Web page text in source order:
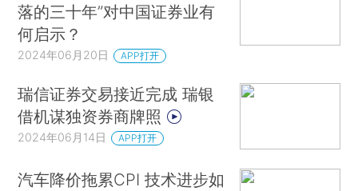
落的三十年”对中国证券业有
何启示？
2024年06月20日 APP打开
瑞信证券交易接近完成 瑞银
借机谋独资券商牌照
2024年06月14日 APP打开
汽车降价拖累CPI 技术进步如